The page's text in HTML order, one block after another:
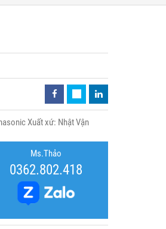
Xuất xứ: Nhật Vận
Ms.Thảo
0362.802.418